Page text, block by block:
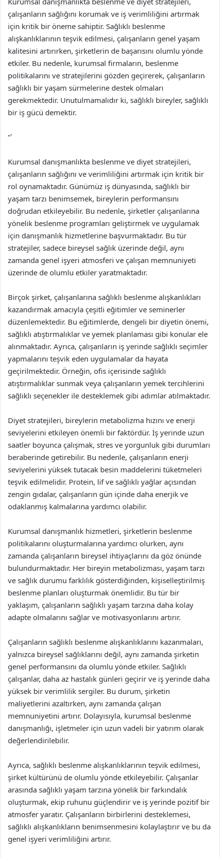
çalışanların sağlığını korumak ve iş verimliliğini artırmak
için kritik bir öneme sahiptir. Sağlıklı beslenme
alışkanlıklarının teşvik edilmesi, çalışanların genel yaşam
kalitesini artırırken, şirketlerin de başarısını olumlu yönde
etkiler. Bu nedenle, kurumsal firmaların, beslenme
politikalarını ve stratejilerini gözden geçirerek, çalışanların
sağlıklı bir yaşam sürmelerine destek olmaları
gerekmektedir. Unutulmamalıdır ki, sağlıklı bireyler, sağlıklı
bir iş gücü demektir.
“`
Kurumsal danışmanlıkta beslenme ve diyet stratejileri,
çalışanların sağlığını ve verimliliğini artırmak için kritik bir
rol oynamaktadır. Günümüz iş dünyasında, sağlıklı bir
yaşam tarzı benimsemek, bireylerin performansını
doğrudan etkileyebilir. Bu nedenle, şirketler çalışanlarına
yönelik beslenme programları geliştirmek ve uygulamak
için danışmanlık hizmetlerine başvurmaktadır. Bu tür
stratejiler, sadece bireysel sağlık üzerinde değil, aynı
zamanda genel işyeri atmosferi ve çalışan memnuniyeti
üzerinde de olumlu etkiler yaratmaktadır.
Birçok şirket, çalışanlarına sağlıklı beslenme alışkanlıkları
kazandırmak amacıyla çeşitli eğitimler ve seminerler
düzenlemektedir. Bu eğitimlerde, dengeli bir diyetin önemi,
sağlıklı atıştırmalıklar ve yemek planlaması gibi konular ele
alınmaktadır. Ayrıca, çalışanların iş yerinde sağlıklı seçimler
yapmalarını teşvik eden uygulamalar da hayata
geçirilmektedir. Örneğin, ofis içerisinde sağlıklı
atıştırmalıklar sunmak veya çalışanların yemek tercihlerini
sağlıklı seçenekler ile desteklemek gibi adımlar atılmaktadır.
Diyet stratejileri, bireylerin metabolizma hızını ve enerji
seviyelerini etkileyen önemli bir faktördür. İş yerinde uzun
saatler boyunca çalışmak, stres ve yorgunluk gibi durumları
beraberinde getirebilir. Bu nedenle, çalışanların enerji
seviyelerini yüksek tutacak besin maddelerini tüketmeleri
teşvik edilmelidir. Protein, lif ve sağlıklı yağlar açısından
zengin gıdalar, çalışanların gün içinde daha enerjik ve
odaklanmış kalmalarına yardımcı olabilir.
Kurumsal danışmanlık hizmetleri, şirketlerin beslenme
politikalarını oluşturmalarına yardımcı olurken, aynı
zamanda çalışanların bireysel ihtiyaçlarını da göz önünde
bulundurmaktadır. Her bireyin metabolizması, yaşam tarzı
ve sağlık durumu farklılık gösterdiğinden, kişiselleştirilmiş
beslenme planları oluşturmak önemlidir. Bu tür bir
yaklaşım, çalışanların sağlıklı yaşam tarzına daha kolay
adapte olmalarını sağlar ve motivasyonlarını artırır.
Çalışanların sağlıklı beslenme alışkanlıklarını kazanmaları,
yalnızca bireysel sağlıklarını değil, aynı zamanda şirketin
genel performansını da olumlu yönde etkiler. Sağlıklı
çalışanlar, daha az hastalık günleri geçirir ve iş yerinde daha
yüksek bir verimlilik sergiler. Bu durum, şirketin
maliyetlerini azaltırken, aynı zamanda çalışan
memnuniyetini artırır. Dolayısıyla, kurumsal beslenme
danışmanlığı, işletmeler için uzun vadeli bir yatırım olarak
değerlendirilebilir.
Ayrıca, sağlıklı beslenme alışkanlıklarının teşvik edilmesi,
şirket kültürünü de olumlu yönde etkileyebilir. Çalışanlar
arasında sağlıklı yaşam tarzına yönelik bir farkındalık
oluşturmak, ekip ruhunu güçlendirir ve iş yerinde pozitif bir
atmosfer yaratır. Çalışanların birbirlerini desteklemesi,
sağlıklı alışkanlıkların benimsenmesini kolaylaştırır ve bu da
genel işyeri verimliliğini artırır.